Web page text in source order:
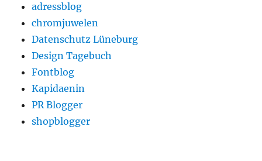
adressblog
chromjuwelen
Datenschutz Lüneburg
Design Tagebuch
Fontblog
Kapidaenin
PR Blogger
shopblogger